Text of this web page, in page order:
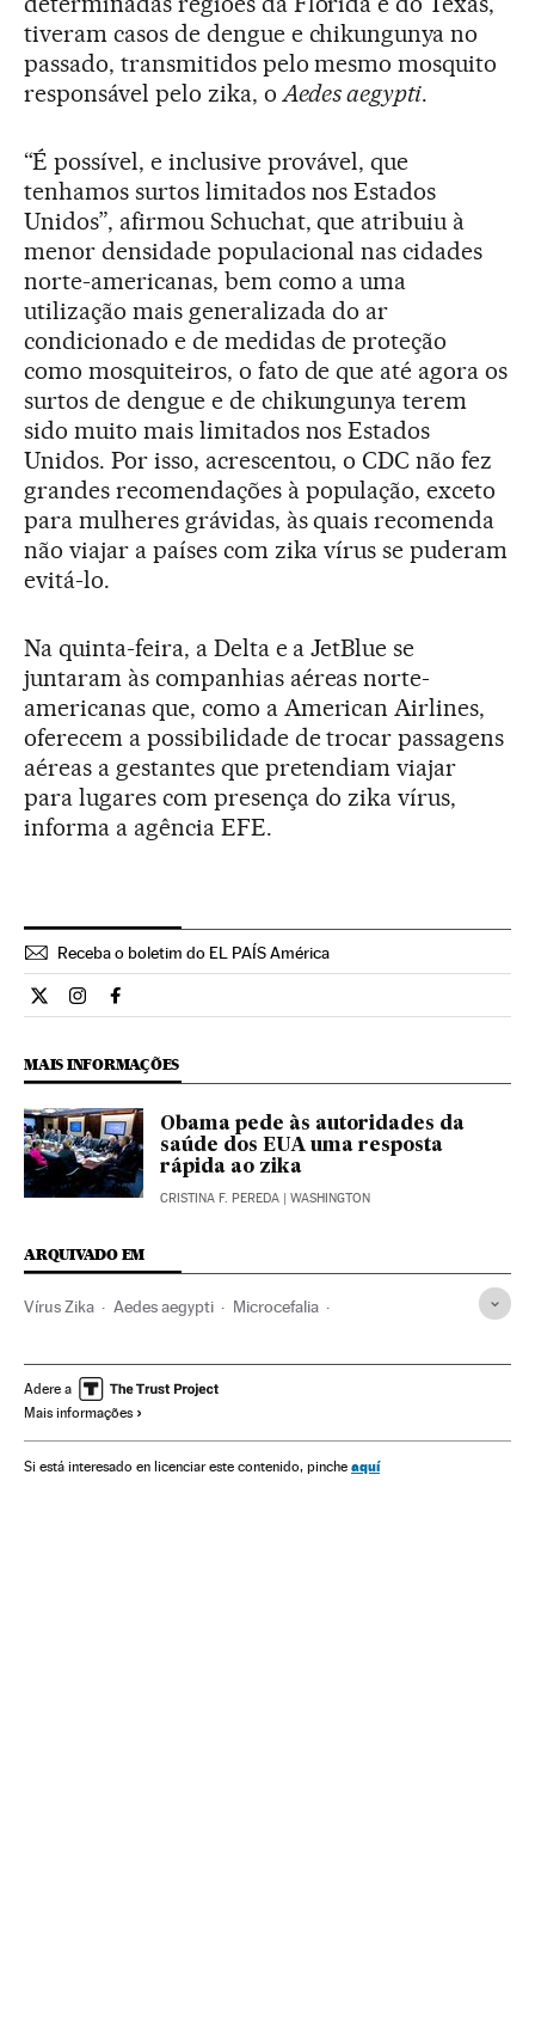
tiveram casos de dengue e chikungunya no
passado, transmitidos pelo mesmo mosquito
responsável pelo zika, oAedes aegypti.
“É possível, e inclusive provável, que
tenhamos surtos limitados nos Estados
Unidos”, afirmou Schuchat, que atribuiu à
menor densidade populacional nas cidades
norte-americanas, bem como a uma
utilização mais generalizada do ar
condicionado e de medidas de proteção
como mosquiteiros, o fato de que até agora os
surtos de dengue e de chikungunya terem
sido muito mais limitados nos Estados
Unidos. Por isso, acrescentou, o CDC não fez
grandes recomendações à população, exceto
para mulheres grávidas, às quais recomenda
não viajar a países com zika vírus se puderam
evitá-lo.
Na quinta-feira, a Delta e a JetBlue se
juntaram às companhias aéreas norte-
americanas que, como a American Airlines,
oferecem a possibilidade de trocar passagens
aéreas a gestantes que pretendiam viajar
para lugares com presença do zika vírus,
informa a agência EFE.
Receba o boletim do EL PAÍS América
Internacional El País Brasil en Twitter
Internacional El País Brasil en Instagram
Internacional El País Brasil en Facebook
MAIS INFORMAÇÕES
Obama pede às autoridades da
saúde dos EUA uma resposta
rápida ao zika
CRISTINA F. PEREDA | WASHINGTON
ARQUIVADO EM
Vírus Zika Aedes aegypti Microcefalia
Virologia Gravidez Microbiologia
Estados Unidos
Reprodução Epidemia Doenças Animais Medicina
Adere a
Mais informações
Si está interesado en licenciar este contenido, pinche aquí